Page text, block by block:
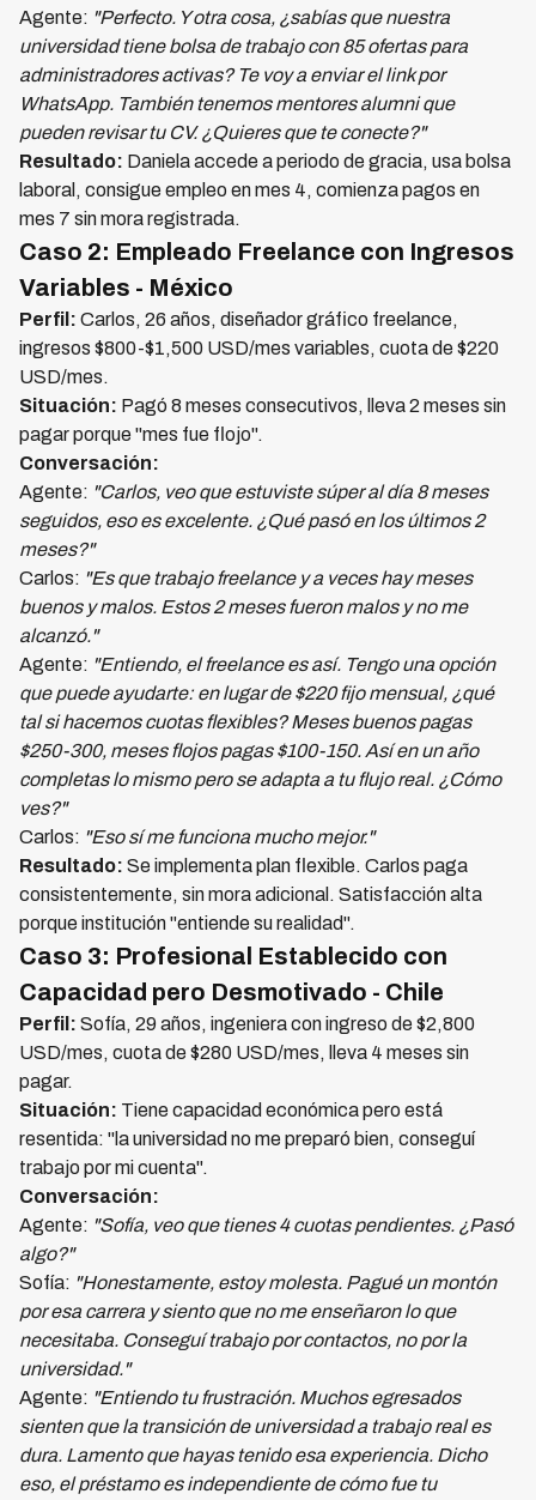
Agente: "Perfecto. Y otra cosa, ¿sabías que nuestra
universidad tiene bolsa de trabajo con 85 ofertas para
administradores activas? Te voy a enviar el link por
WhatsApp. También tenemos mentores alumni que
pueden revisar tu CV. ¿Quieres que te conecte?"
Resultado: Daniela accede a periodo de gracia, usa bolsa
laboral, consigue empleo en mes 4, comienza pagos en
mes 7 sin mora registrada.
Caso 2: Empleado Freelance con Ingresos
Variables - México
Perfil: Carlos, 26 años, diseñador gráfico freelance,
ingresos $800-$1,500 USD/mes variables, cuota de $220
USD/mes.
Situación: Pagó 8 meses consecutivos, lleva 2 meses sin
pagar porque "mes fue flojo".
Conversación:
Agente: "Carlos, veo que estuviste súper al día 8 meses
seguidos, eso es excelente. ¿Qué pasó en los últimos 2
meses?"
Carlos: "Es que trabajo freelance y a veces hay meses
buenos y malos. Estos 2 meses fueron malos y no me
alcanzó."
Agente: "Entiendo, el freelance es así. Tengo una opción
que puede ayudarte: en lugar de $220 fijo mensual, ¿qué
tal si hacemos cuotas flexibles? Meses buenos pagas
$250-300, meses flojos pagas $100-150. Así en un año
completas lo mismo pero se adapta a tu flujo real. ¿Cómo
ves?"
Carlos: "Eso sí me funciona mucho mejor."
Resultado: Se implementa plan flexible. Carlos paga
consistentemente, sin mora adicional. Satisfacción alta
porque institución "entiende su realidad".
Caso 3: Profesional Establecido con
Capacidad pero Desmotivado - Chile
Perfil: Sofía, 29 años, ingeniera con ingreso de $2,800
USD/mes, cuota de $280 USD/mes, lleva 4 meses sin
pagar.
Situación: Tiene capacidad económica pero está
resentida: "la universidad no me preparó bien, conseguí
trabajo por mi cuenta".
Conversación:
Agente: "Sofía, veo que tienes 4 cuotas pendientes. ¿Pasó
algo?"
Sofía: "Honestamente, estoy molesta. Pagué un montón
por esa carrera y siento que no me enseñaron lo que
necesitaba. Conseguí trabajo por contactos, no por la
universidad."
Agente: "Entiendo tu frustración. Muchos egresados
sienten que la transición de universidad a trabajo real es
dura. Lamento que hayas tenido esa experiencia. Dicho
eso, el préstamo es independiente de cómo fue tu